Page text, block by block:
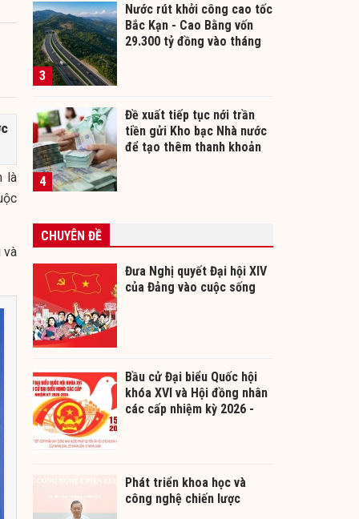
là
và
3
Nước rút khởi công cao tốc
Bắc Kạn - Cao Bằng vốn
29.300 tỷ đồng vào tháng
4
Đề xuất tiếp tục nới trần
tiền gửi Kho bạc Nhà nước
để tạo thêm thanh khoản
CHUYÊN ĐỀ
Đưa Nghị quyết Đại hội XIV
của Đảng vào cuộc sống
Bầu cử Đại biểu Quốc hội
khóa XVI và Hội đồng nhân
các cấp nhiệm kỳ 2026 -
Phát triển khoa học và
công nghệ chiến lược